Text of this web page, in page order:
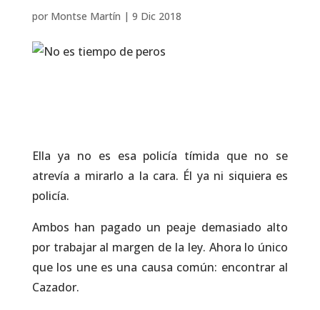
por Montse Martín | 9 Dic 2018
Ella ya no es esa policía tímida que no se
atrevía a mirarlo a la cara. Él ya ni siquiera es
policía.
Ambos han pagado un peaje demasiado alto
por trabajar al margen de la ley. Ahora lo único
que los une es una causa común: encontrar al
Cazador.